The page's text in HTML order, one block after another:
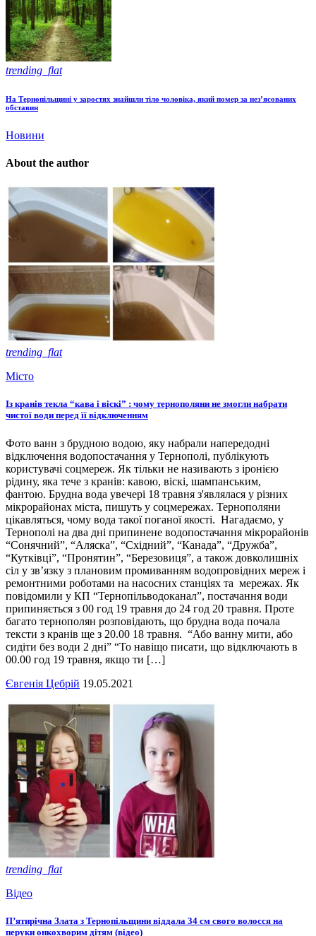
trending_flat
На Тернопільщині у заростях знайшли тіло чоловіка, який помер за нез’ясованих
обставин
Новини
About the author
trending_flat
Місто
Із кранів текла “кава і віскі” : чому тернополяни не змогли набрати
чистої води перед її відключенням
Фото ванн з брудною водою, яку набрали напередодні
відключення водопостачання у Тернополі, публікують
користувачі соцмереж. Як тільки не називають з іронією
рідину, яка тече з кранів: кавою, віскі, шампанським,
фантою. Брудна вода увечері 18 травня з'являлася у різних
мікрорайонах міста, пишуть у соцмережах. Тернополяни
цікавляться, чому вода такої поганої якості. Нагадаємо, у
Тернополі на два дні припинене водопостачання мікрорайонів
“Сонячний”, “Аляска”, “Східний”, “Канада”, “Дружба”,
“Кутківці”, “Пронятин”, “Березовиця”, а також довколишніх
сіл у зв’язку з плановим промиванням водопровідних мереж і
ремонтними роботами на насосних станціях та мережах. Як
повідомили у КП “Тернопільводоканал”, постачання води
припиняється з 00 год 19 травня до 24 год 20 травня. Проте
багато тернополян розповідають, що брудна вода почала
тексти з кранів ще з 20.00 18 травня. “Або ванну мити, або
сидіти без води 2 дні” “То навіщо писати, що відключають в
00.00 год 19 травня, якщо ти […]
Євгенія Цебрій 19.05.2021
trending_flat
Відео
П’ятирічна Злата з Тернопільщини віддала 34 см свого волосся на
перуки онкохворим дітям (відео)